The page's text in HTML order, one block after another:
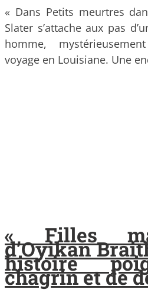
« Dans Petits meurtres
Slater s’attache aux pas
homme,
voyage en Louisiane. Une
« Filles
d’Oyikan
histoire
chagrin et de